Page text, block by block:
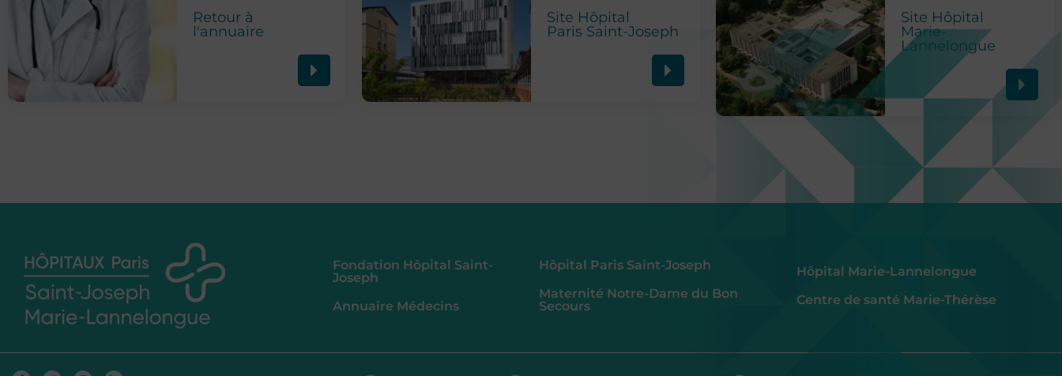
Retour à
l'annuaire
Site Hôpital
Paris Saint-Joseph
Site Hôpital
Marie-
Lannelongue
Fondation Hôpital Saint-
Joseph
Annuaire Médecins
Hôpital Paris Saint-Joseph
Maternité Notre-Dame du Bon
Secours
Hôpital Marie-Lannelongue
Centre de santé Marie-Thérèse
Facebook-TwitterInstagramLinkedin-